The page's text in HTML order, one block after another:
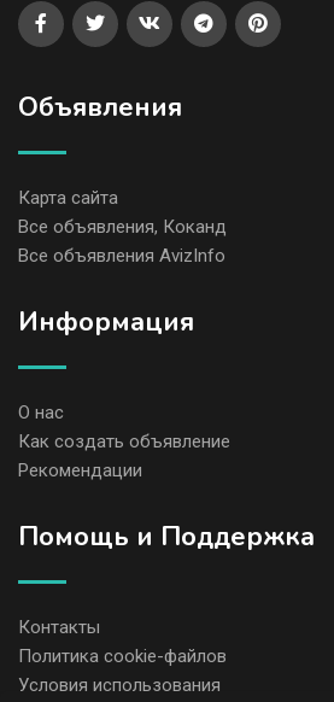
Объявления
Карта сайта
Все объявления, Коканд
Все объявления AvizInfo
Информация
О нас
Как создать объявление
Рекомендации
Помощь и Поддержка
Контакты
Политика cookie-файлов
Условия использования